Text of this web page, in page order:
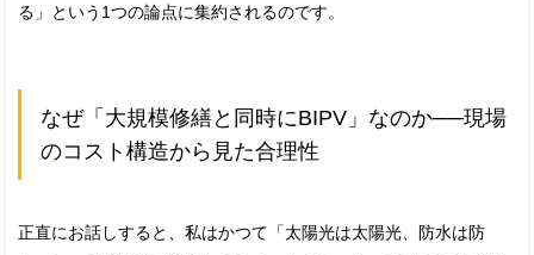
る」という1つの論点に集約されるのです。
なぜ「大規模修繕と同時にBIPV」なのか──現場
のコスト構造から見た合理性
正直にお話しすると、私はかつて「太陽光は太陽光、防水は防